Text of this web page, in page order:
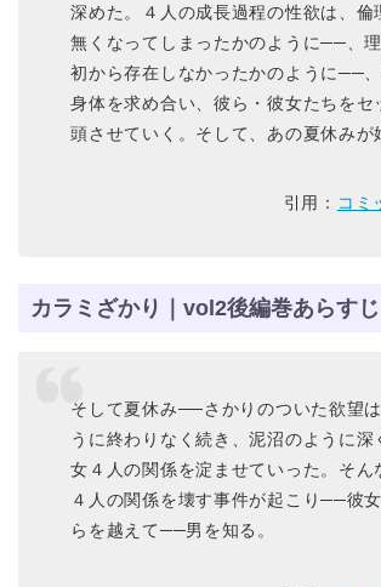
深めた。４人の成長過程の性欲は、倫
無くなってしまったかのように──、
初から存在しなかったかのように──
身体を求め合い、彼ら・彼女たちをセ
頭させていく。そして、あの夏休みが
引用： コミ
カラミざかり｜vol2後編巻あらすじ
そして夏休み──さかりのついた欲望
うに終わりなく続き、泥沼のように深
女４人の関係を淀ませていった。そん
４人の関係を壊す事件が起こり──彼
らを越えて──男を知る。